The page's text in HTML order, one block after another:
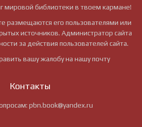
мировой библиотеки в твоем кармане!
размещаются его пользователями или
источников. Администратор сайта
за действия пользователей сайта.
вашу жалобу на нашу почту
Контакты
pbn.book@yandex.ru